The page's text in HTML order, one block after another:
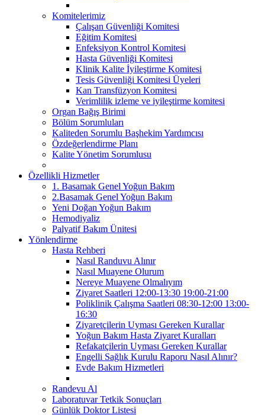
Komitelerimiz
Çalışan Güvenliği Komitesi
Eğitim Komitesi
Enfeksiyon Kontrol Komitesi
Hasta Güvenliği Komitesi
Klinik Kalite İyileştirme Komitesi
Tesis Güvenliği Komitesi Üyeleri
Kan Transfüzyon Komitesi
Verimlilik izleme ve iyileştirme komitesi
Organ Bağış Birimi
Bölüm Sorumluları
Kaliteden Sorumlu Başhekim Yardımcısı
Özdeğerlendirme Planı
Kalite Yönetim Sorumlusu
Özellikli Hizmetler
1. Basamak Genel Yoğun Bakım
2.Basamak Genel Yoğun Bakım
Yeni Doğan Yoğun Bakım
Hemodiyaliz
Palyatif Bakım Ünitesi
Yönlendirme
Hasta Rehberi
Nasıl Randuvu Alınır
Nasıl Muayene Olurum
Nereye Muayene Olmalıyım
Ziyaret Saatleri 12:00-13:30 19:00-21:00
Poliklinik Çalışma Saatleri 08:30-12:00 13:00-
16:30
Ziyaretçilerin Uyması Gereken Kurallar
Yoğun Bakım Hasta Ziyaret Kuralları
Refakatçilerin Uyması Gereken Kurallar
Engelli Sağlık Kurulu Raporu Nasıl Alınır?
Evde Bakım Hizmetleri
Randevu Al
Laboratuvar Tetkik Sonuçları
Günlük Doktor Listesi